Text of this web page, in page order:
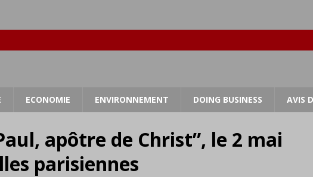
ECONOMIE ENVIRONNEMENT DOING BUSINESS AVIS
apôtre de Christ”, le 2 mai
parisiennes